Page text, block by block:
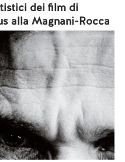
dei film di
alla Magnani-Rocca